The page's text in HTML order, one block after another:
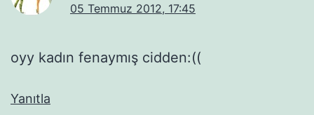
05 Temmuz 2012, 17:45
oyy kadın fenaymış cidden:((
Yanıtla